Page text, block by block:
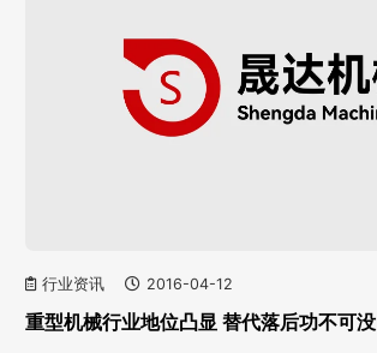
行业资讯 2016-04-12
重型机械行业地位凸显 替代落后功不可没